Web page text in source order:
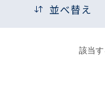
並べ替え
該当す